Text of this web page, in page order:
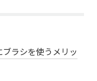
ラシを使うメリッ